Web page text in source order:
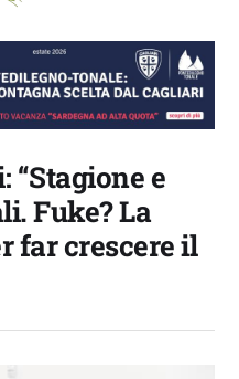
“Stagione e
Fuke? La
far crescere il